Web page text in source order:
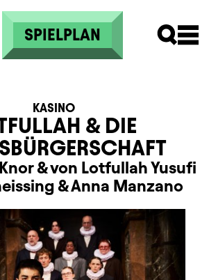
SPIELPLAN
& DIE
KASINO
&von Lotfullah Yusufi
&Anna Manzano